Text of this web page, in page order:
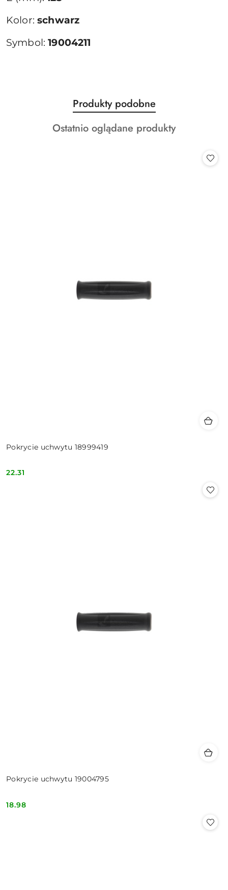
Kolor:schwarz
Symbol:19004211
Pomiń karuzelę produktów
Produkty
o
statusie:
Produkty podobne
Produkty
Ostatnio oglądane produkty
Pokrycie uchwytu 18999419
Cena:
22.31
Pokrycie uchwytu 19004795
Cena:
18.98